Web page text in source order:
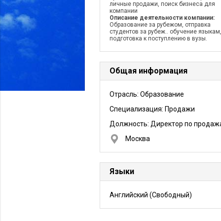
личные продажи, поиск бизнеса для
компании
Описание деятельности компании:
Образование за рубежом, отправка
студентов за рубеж.. обучение языкам,
подготовка к поступлению в вузы.
Общая информация
Отрасль: Образование
Специализация: Продажи
Должность: Директор по
Москва
Языки
Английский (Свободный)